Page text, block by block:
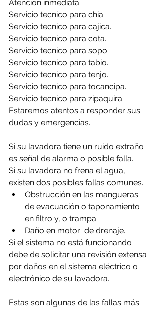
Atención inmediata.
Servicio tecnico para chia.
Servicio tecnico para cajica.
Servicio tecnico para cota.
Servicio tecnico para sopo.
Servicio tecnico para tabio.
Servicio tecnico para tenjo.
Servicio tecnico para tocancipa.
Servicio tecnico para zipaquira.
Estaremos atentos a responder sus
dudas y emergencias.
Si su lavadora tiene un ruido extraño
es señal de alarma o posible falla.
Si su lavadora no frena el agua,
existen dos posibles fallas comunes.
Obstrucción en las mangueras
de evacuación o taponamiento
en filtro y, o trampa.
Daño en motor  de drenaje.
Si el sistema no está funcionando
debe de solicitar una revisión extensa
por daños en el sistema eléctrico o
electrónico de su lavadora.
Estas son algunas de las fallas más